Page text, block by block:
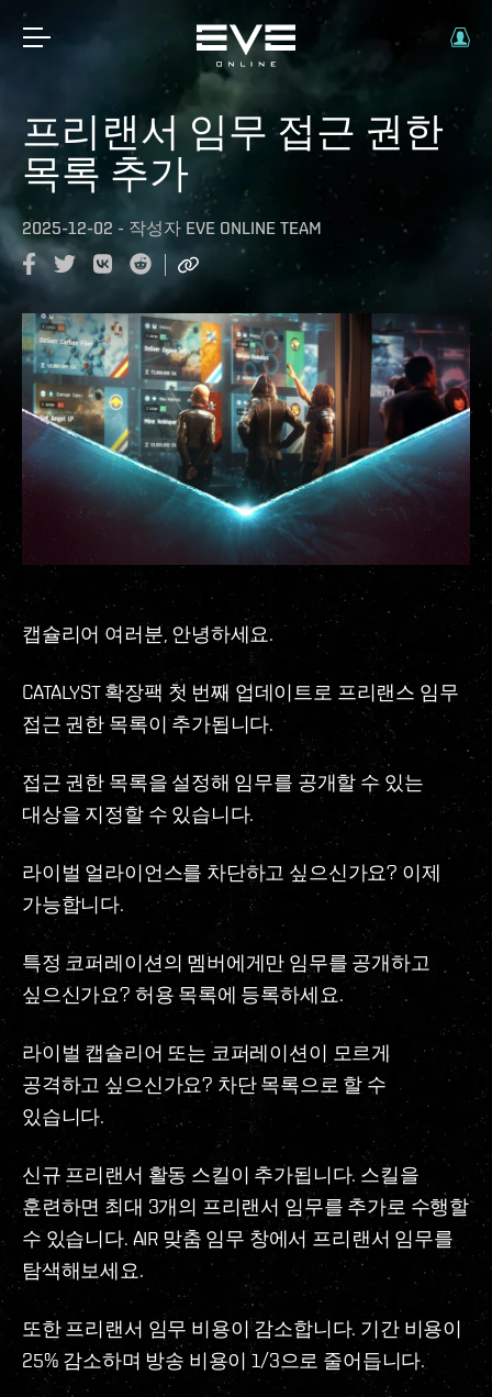
프리랜서 임무 접근 권한
목록 추가
2025-12-02 - 작성자 EVE ONLINE TEAM
캡슐리어 여러분, 안녕하세요.
CATALYST 확장팩 첫 번째 업데이트로 프리랜스 임무
접근 권한 목록이 추가됩니다.
접근 권한 목록을 설정해 임무를 공개할 수 있는
대상을 지정할 수 있습니다.
라이벌 얼라이언스를 차단하고 싶으신가요? 이제
가능합니다.
특정 코퍼레이션의 멤버에게만 임무를 공개하고
싶으신가요? 허용 목록에 등록하세요.
라이벌 캡슐리어 또는 코퍼레이션이 모르게
공격하고 싶으신가요? 차단 목록으로 할 수
있습니다.
신규 프리랜서 활동 스킬이 추가됩니다. 스킬을
훈련하면 최대 3개의 프리랜서 임무를 추가로 수행할
수 있습니다. AIR 맞춤 임무 창에서 프리랜서 임무를
탐색해보세요.
또한 프리랜서 임무 비용이 감소합니다. 기간 비용이
25% 감소하며 방송 비용이 1/3으로 줄어듭니다.